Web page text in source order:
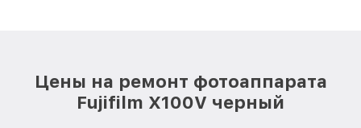
Цены на ремонт фотоаппарата
Fujifilm X100V черный